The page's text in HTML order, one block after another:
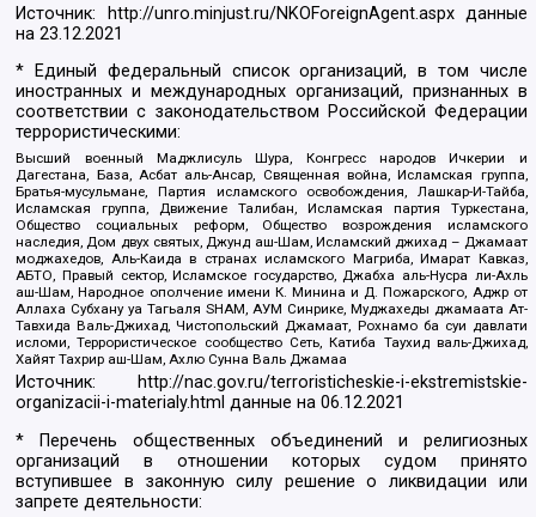
Источник: http://unro.minjust.ru/NKOForeignAgent.aspxданные
на23.12.2021
* Единый федеральный список организаций, в том числе
иностранных и международных организаций, признанных в
соответствии с законодательством Российской Федерации
террористическими:
Высший военный Маджлисуль Шура, Конгресс народов Ичкерии и
Дагестана, База, Асбат аль-Ансар, Священная война, Исламская группа,
Братья-мусульмане, Партия исламского освобождения, Лашкар-И-Тайба,
Исламская группа, Движение Талибан, Исламская партия Туркестана,
Общество социальных реформ, Общество возрождения исламского
наследия, Дом двух святых, Джунд аш-Шам, Исламский джихад – Джамаат
моджахедов, Аль-Каида в странах исламского Магриба, Имарат Кавказ,
АБТО, Правый сектор, Исламское государство, Джабха аль-Нусра ли-Ахль
аш-Шам, Народное ополчение имени К. Минина и Д. Пожарского, Аджр от
Аллаха Субхану уа Тагьаля SHAM, АУМ Синрике, Муджахеды джамаата Ат-
Тавхида Валь-Джихад, Чистопольский Джамаат, Рохнамо ба суи давлати
исломи, Террористическое сообщество Сеть, Катиба Таухид валь-Джихад,
Хайят Тахрир аш-Шам, Ахлю Сунна Валь Джамаа
Источник:
http://nac.gov.ru/terroristicheskie-i-ekstremistskie-
organizacii-i-materialy.html данные на06.12.2021
* Перечень общественных объединений и религиозных
организаций в отношении которых судом принято
вступившее в законную силу решение о ликвидации или
запрете деятельности: